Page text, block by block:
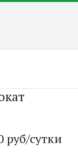
руб/сутки